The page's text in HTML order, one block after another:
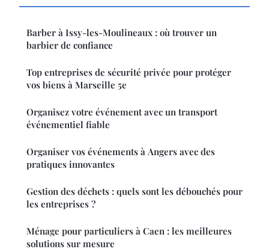
Barber à Issy-les-Moulineaux : où trouver un
barbier de confiance
Top entreprises de sécurité privée pour protéger
vos biens à Marseille 5e
Organisez votre événement avec un transport
événementiel fiable
Organiser vos événements à Angers avec des
pratiques innovantes
Gestion des déchets : quels sont les débouchés pour
les entreprises ?
Ménage pour particuliers à Caen : les meilleures
solutions sur mesure